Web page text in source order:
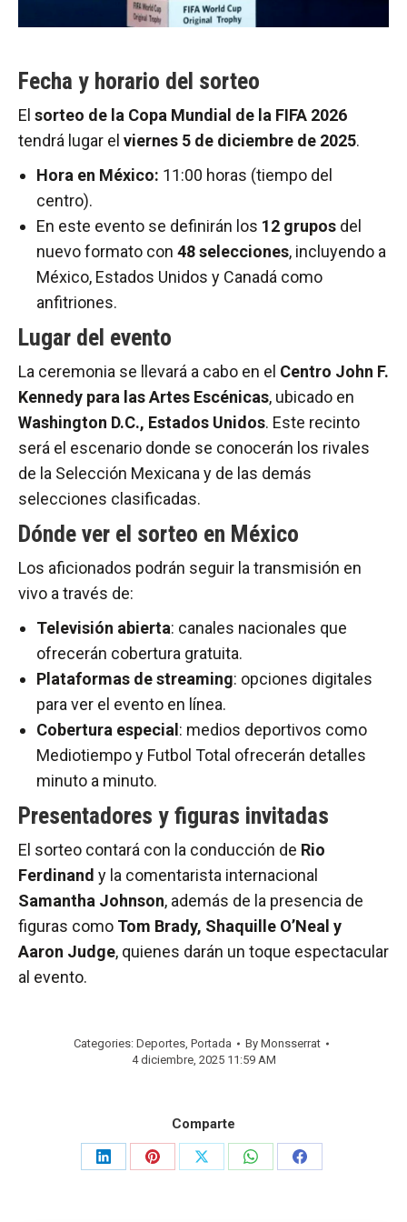
Fecha y horario del sorteo
El sorteo de la Copa Mundial de la FIFA 2026
tendrá lugar el viernes 5 de diciembre de 2025.
Hora en México: 11:00 horas (tiempo del
centro).
En este evento se definirán los 12 grupos del
nuevo formato con 48 selecciones, incluyendo a
México, Estados Unidos y Canadá como
anfitriones.
Lugar del evento
La ceremonia se llevará a cabo en el Centro John F.
Kennedy para las Artes Escénicas, ubicado en
Washington D.C., Estados Unidos. Este recinto
será el escenario donde se conocerán los rivales
de la Selección Mexicana y de las demás
selecciones clasificadas.
Dónde ver el sorteo en México
Los aficionados podrán seguir la transmisión en
vivo a través de:
Televisión abierta: canales nacionales que
ofrecerán cobertura gratuita.
Plataformas de streaming: opciones digitales
para ver el evento en línea.
Cobertura especial: medios deportivos como
Mediotiempo y Futbol Total ofrecerán detalles
minuto a minuto.
Presentadores y figuras invitadas
El sorteo contará con la conducción de Rio
Ferdinand y la comentarista internacional
Samantha Johnson, además de la presencia de
figuras como Tom Brady, Shaquille O’Neal y
Aaron Judge, quienes darán un toque espectacular
al evento.
Categories: Deportes, Portada By Monsserrat
4 diciembre, 2025 11:59 AM
Comparte
Share
Share
Share
Share
Share